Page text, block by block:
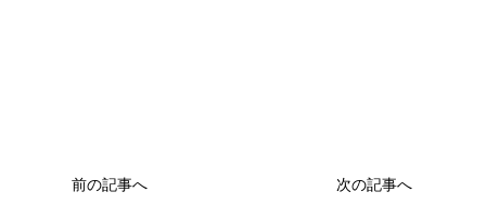
前の記事へ 次の記事へ